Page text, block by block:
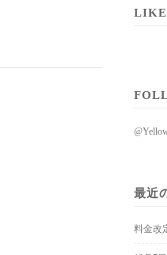
LIKE
最近
料金改